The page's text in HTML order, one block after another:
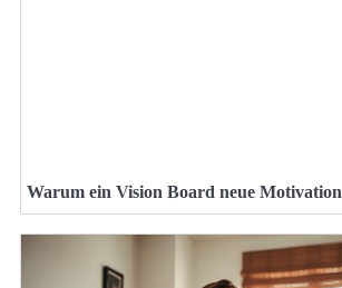
Warum ein Vision Board neue